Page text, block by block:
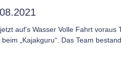
auf’s Wasser Volle Fahrt voraus
„Kajakguru“. Das Team